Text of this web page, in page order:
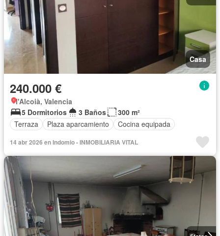
Casa
240.000 €
l'Alcoià, Valencia
5 Dormitorios
3 Baños
300 m²
Terraza
Plaza aparcamiento Cocina equipada
14 abr 2026 en Indomio - INMOBILIARIA VITAL